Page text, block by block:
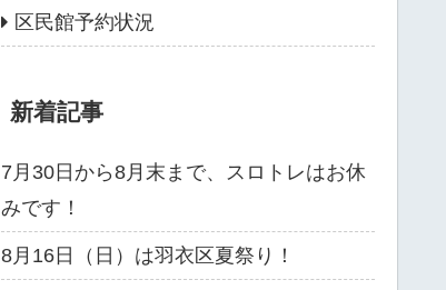
区民館予約状況
新着記事
7月30日から8月末まで、スロトレはお休
みです！
8月16日（日）は羽衣区夏祭り！